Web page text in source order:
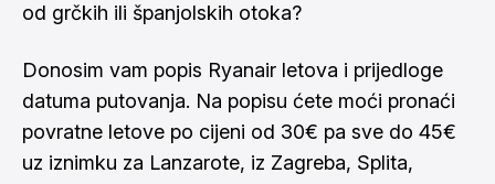
od grčkih ili španjolskih otoka?
Donosim vam popis Ryanair letova i prijedloge
datuma putovanja. Na popisu ćete moći pronaći
povratne letove po cijeni od 30€ pa sve do 45€
uz iznimku za Lanzarote, iz Zagreba, Splita,